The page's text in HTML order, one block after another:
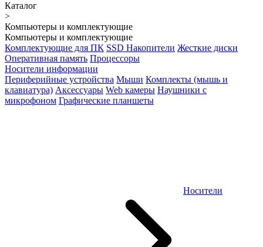
Каталог
>
Компьютеры и комплектующие
Компьютеры и комплектующие
Комплектующие для ПК SSD Накопители Жесткие диски
Оперативная память Процессоры
Носители информации
Периферийные устройства Мыши Комплекты (мышь и
клавиатура) Аксессуары Web камеры Наушники с
микрофоном Графические планшеты
Носители